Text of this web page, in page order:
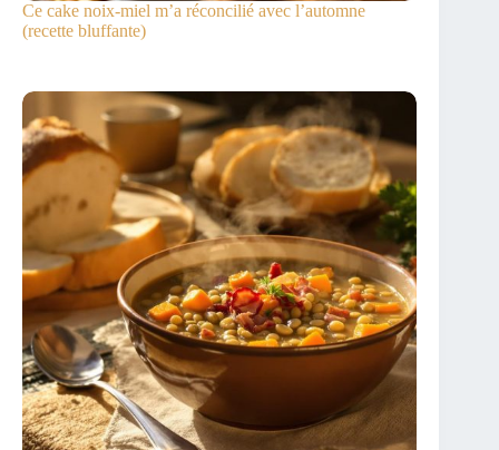
Ce cake noix-miel m’a réconcilié avec l’automne
(recette bluffante)